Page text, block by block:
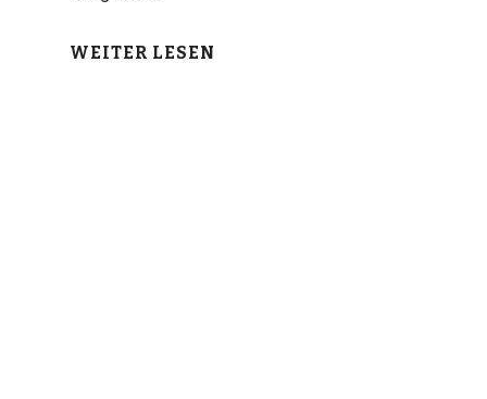
WEITER LESEN